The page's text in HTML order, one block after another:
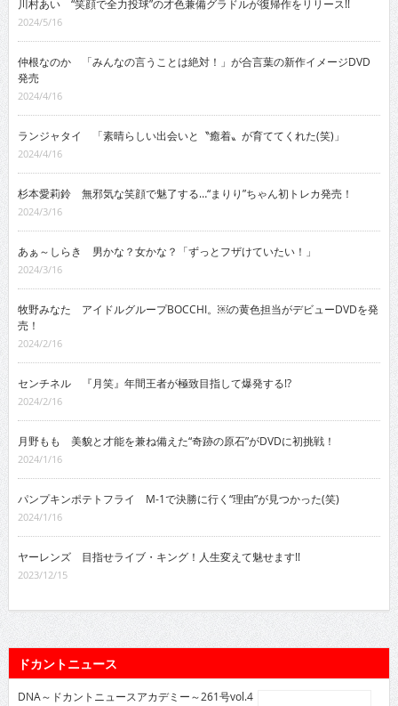
川村あい “笑顔で全力投球”の才色兼備グラドルが復帰作をリリース!!
2024/5/16
仲根なのか 「みんなの言うことは絶対！」が合言葉の新作イメージDVD
発売
2024/4/16
ランジャタイ 「素晴らしい出会いと〝癒着〟が育ててくれた(笑)」
2024/4/16
杉本愛莉鈴 無邪気な笑顔で魅了する…“まりり”ちゃん初トレカ発売！
2024/3/16
あぁ～しらき 男かな？女かな？「ずっとフザけていたい！」
2024/3/16
牧野みなた アイドルグループBOCCHI。￼の黄色担当がデビューDVDを発
売！
2024/2/16
センチネル 『月笑』年間王者が極致目指して爆発する!?
2024/2/16
月野もも 美貌と才能を兼ね備えた“奇跡の原石”がDVDに初挑戦！
2024/1/16
パンプキンポテトフライ M-1で決勝に行く“理由”が見つかった(笑)
2024/1/16
ヤーレンズ 目指せライブ・キング！人生変えて魅せます!!
2023/12/15
ドカントニュース
DNA～ドカントニュースアカデミー～261号vol.4